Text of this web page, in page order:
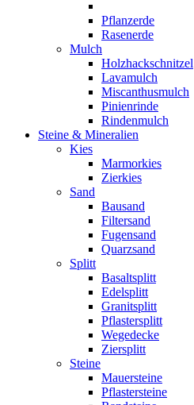
Pflanzerde
Rasenerde
Mulch
Holzhackschnitzel
Lavamulch
Miscanthusmulch
Pinienrinde
Rindenmulch
Steine & Mineralien
Kies
Marmorkies
Zierkies
Sand
Bausand
Filtersand
Fugensand
Quarzsand
Splitt
Basaltsplitt
Edelsplitt
Granitsplitt
Pflastersplitt
Wegedecke
Ziersplitt
Steine
Mauersteine
Pflastersteine